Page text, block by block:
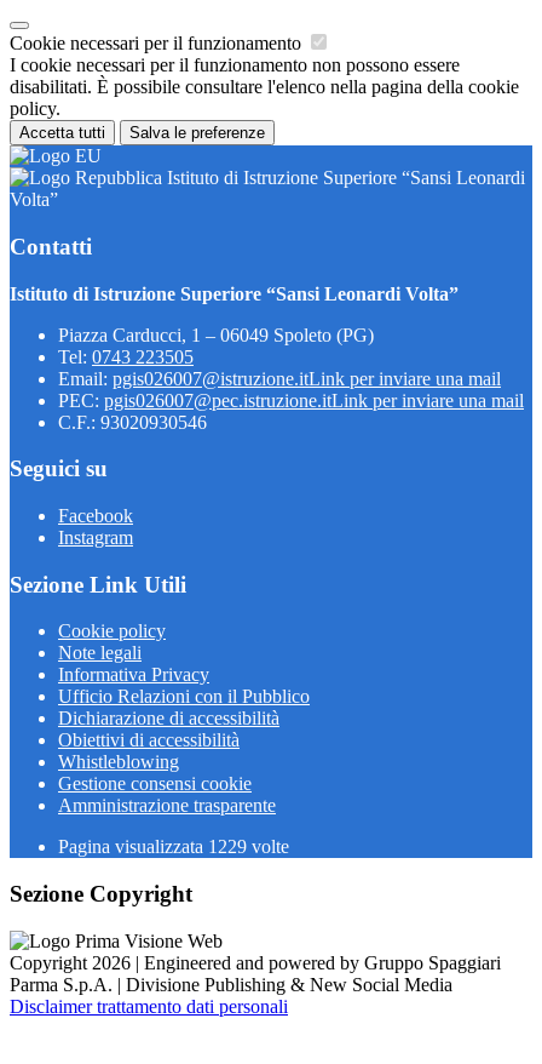
Cookie necessari per il funzionamento
I cookie necessari per il funzionamento non possono essere
disabilitati. È possibile consultare l'elenco nella pagina della cookie
policy.
Accetta tutti Salva le preferenze
Istituto di Istruzione Superiore “Sansi Leonardi
Volta”
Contatti
Istituto di Istruzione Superiore “Sansi Leonardi Volta”
Piazza Carducci, 1 – 06049 Spoleto (PG)
Tel: 0743 223505
Email: pgis026007@istruzione.itLink per inviare una mail
PEC: pgis026007@pec.istruzione.itLink per inviare una mail
C.F.: 93020930546
Seguici su
Facebook
Instagram
Sezione Link Utili
Cookie policy
Note legali
Informativa Privacy
Ufficio Relazioni con il Pubblico
Dichiarazione di accessibilità
Obiettivi di accessibilità
Whistleblowing
Gestione consensi cookie
Amministrazione trasparente
Pagina visualizzata 1229 volte
Sezione Copyright
Copyright 2026 | Engineered and powered by Gruppo Spaggiari
Parma S.p.A. | Divisione Publishing & New Social Media
Disclaimer trattamento dati personali